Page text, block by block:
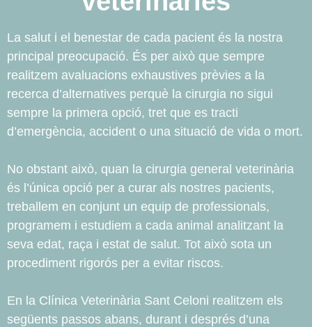
La salut i el benestar de cada pacient és la nostra
principal preocupació. És per això que sempre
realitzem avaluacions exhaustives prèvies a la
recerca d’alternatives perquè la cirurgia no sigui
sempre la primera opció, tret que es tracti
d’emergència, accident o una situació de vida o mort.
No obstant això, quan la cirurgia general veterinària
és l’única opció per a curar als nostres pacients,
treballem en conjunt un equip de professionals,
programem i estudiem a cada animal analitzant la
seva edat, raça i estat de salut. Tot això sota un
procediment rigorós per a evitar riscos.
En la Clínica Veterinària Sant Celoni realitzem els
següents passos abans, durant i després d’una